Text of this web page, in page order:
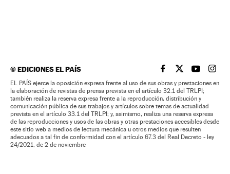
©EDICIONES EL PAÍS EL PAÍS BRASIL EN
EL PAÍSEL PAÍS
EL
EL PAÍS ejerce la oposición expresa frente al uso de sus obras y prestaciones en
la elaboración de revistas de prensa prevista en el artículo 32.1 del TRLPI;
también realiza la reserva expresa frente a la reproducción, distribución y
comunicación pública de sus trabajos y artículos sobre temas de actualidad
prevista en el artículo 33.1 del TRLPI; y, asimismo, realiza una reserva expresa
de las reproducciones y usos de las obras y otras prestaciones accesibles desde
este sitio web a medios de lectura mecánica u otros medios que resulten
adecuados a tal fin de conformidad con el artículo 67.3 del Real Decreto - ley
24/2021, de 2 de noviembre